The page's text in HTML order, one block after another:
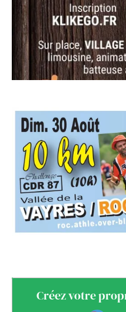
Créez votre